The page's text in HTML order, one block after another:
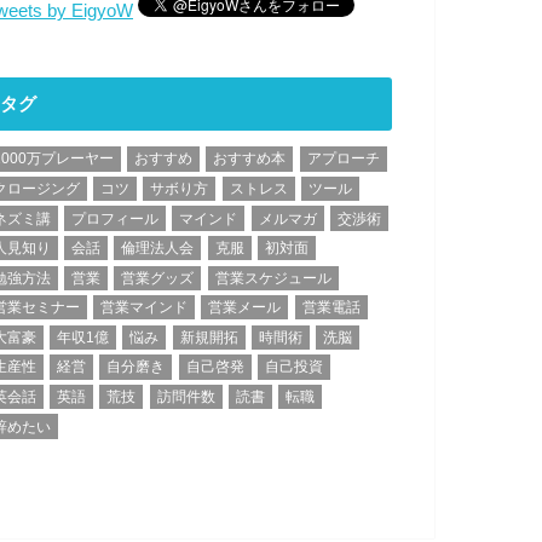
by EigyoW
タグ
万プレーヤー おすすめ おすすめ本
アプローチ
ロージング
コツ サボり方 ストレス
ツール
ズミ講
プロフィール マインド メルマガ
交渉術
見知り
会話 倫理法人会 克服
初対面
強方法
営業 営業グッズ
営業スケジュール
業セミナー
営業マインド 営業メール
営業電話
富豪
年収1億 悩み 新規開拓 時間術
洗脳
産性
経営 自分磨き 自己啓発
自己投資
会話
英語 荒技 訪問件数 読書
転職
めたい